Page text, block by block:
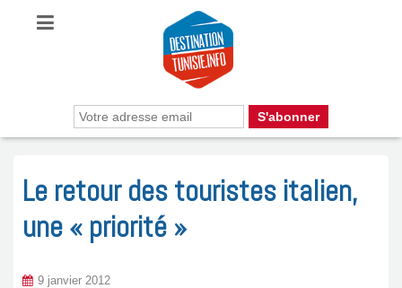
Le retour des touristes italien,
une « priorité »
9 janvier 2012